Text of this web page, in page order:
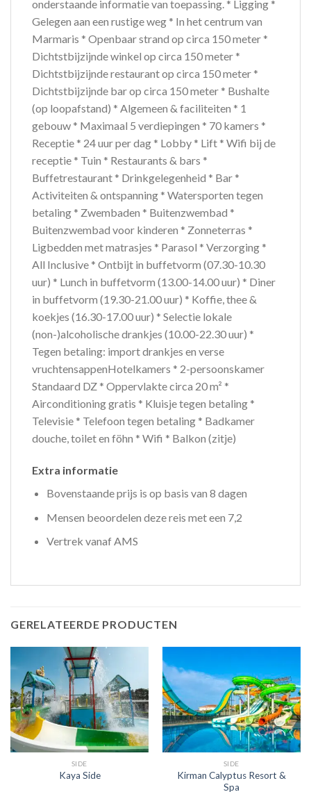
onderstaande informatie van toepassing. * Ligging *
Gelegen aan een rustige weg * In het centrum van
Marmaris * Openbaar strand op circa 150 meter *
Dichtstbijzijnde winkel op circa 150 meter *
Dichtstbijzijnde restaurant op circa 150 meter *
Dichtstbijzijnde bar op circa 150 meter * Bushalte
(op loopafstand) * Algemeen & faciliteiten * 1
gebouw * Maximaal 5 verdiepingen * 70 kamers *
Receptie * 24 uur per dag * Lobby * Lift * Wifi bij de
receptie * Tuin * Restaurants & bars *
Buffetrestaurant * Drinkgelegenheid * Bar *
Activiteiten & ontspanning * Watersporten tegen
betaling * Zwembaden * Buitenzwembad *
Buitenzwembad voor kinderen * Zonneterras *
Ligbedden met matrasjes * Parasol * Verzorging *
All Inclusive * Ontbijt in buffetvorm (07.30-10.30
uur) * Lunch in buffetvorm (13.00-14.00 uur) * Diner
in buffetvorm (19.30-21.00 uur) * Koffie, thee &
koekjes (16.30-17.00 uur) * Selectie lokale
(non-)alcoholische drankjes (10.00-22.30 uur) *
Tegen betaling: import drankjes en verse
vruchtensappenHotelkamers * 2-persoonskamer
Standaard DZ * Oppervlakte circa 20 m² *
Airconditioning gratis * Kluisje tegen betaling *
Televisie * Telefoon tegen betaling * Badkamer
douche, toilet en föhn * Wifi * Balkon (zitje)
Extra informatie
Bovenstaande prijs is op basis van 8 dagen
Mensen beoordelen deze reis met een 7,2
Vertrek vanaf AMS
GERELATEERDE PRODUCTEN
SIDE
Kaya Side
SIDE
Kirman Calyptus Resort &
Spa